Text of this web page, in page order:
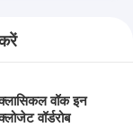
वॉक इन
वॉर्डरोब